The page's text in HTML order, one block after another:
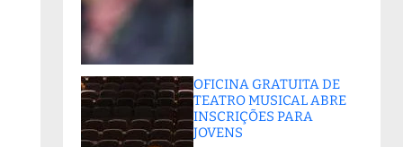
OFICINA GRATUITA DE
TEATRO MUSICAL ABRE
INSCRIÇÕES PARA
JOVENS